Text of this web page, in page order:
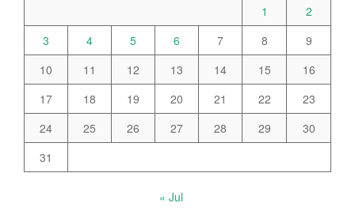
1
2
3
4 5 6 7 8
9
10
11 12 13 14 15
16
17
18 19 20 21 22
23
24
25 26 27 28 29
30
31
« Jul